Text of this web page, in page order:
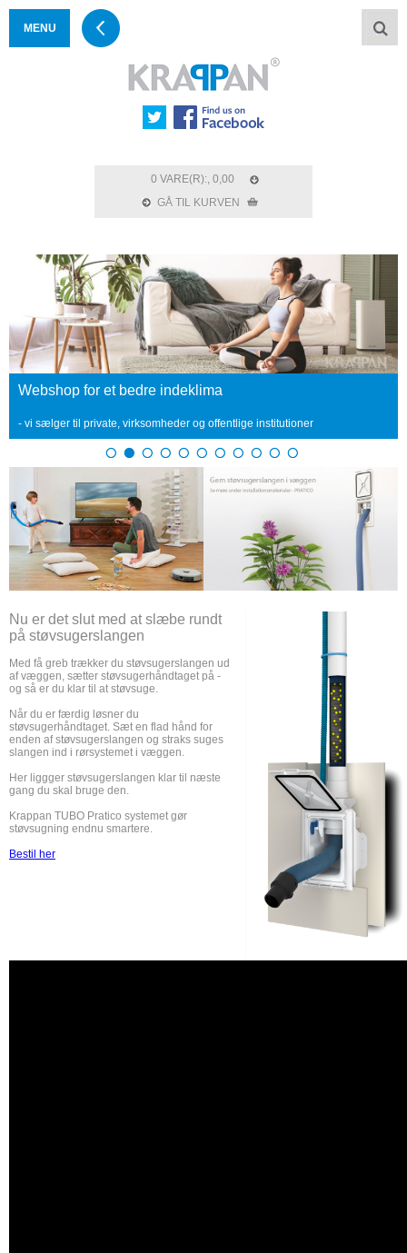
MENU
0 VARE(R):, 0,00
GÅ TIL KURVEN
Webshop for et bedre indeklima
- vi sælger til private, virksomheder og offentlige institutioner
Nu er det slut med at slæbe rundt
på støvsugerslangen
Med få greb trækker du støvsugerslangen ud
af væggen, sætter støvsugerhåndtaget på -
og så er du klar til at støvsuge.
Når du er færdig løsner du
støvsugerhåndtaget. Sæt en flad hånd for
enden af støvsugerslangen og straks suges
slangen ind i rørsystemet i væggen.
Her liggger støvsugerslangen klar til næste
gang du skal bruge den.
Krappan TUBO Pratico systemet gør
støvsugning endnu smartere.
Bestil her